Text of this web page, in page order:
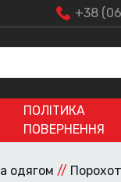
+38
ПОЛІТИКА
ПОВЕРНЕННЯ
одягом //